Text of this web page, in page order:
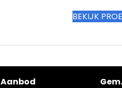
BEKIJK
Aanbod